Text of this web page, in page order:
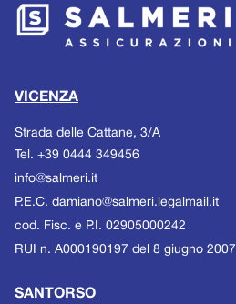
VICENZA
Strada delle Cattane, 3/A
Tel. +39 0444 349456
Email
info@salmeri.it
P.E.C. damiano@salmeri.legalmail.it
cod. Fisc. e P.I. 02905000242
RUI n. A000190197 del 8 giugno 2007
SANTORSO